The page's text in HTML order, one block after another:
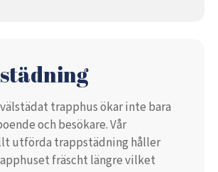
trapphus ökar inte bara
och besökare. Vår
utförda trappstädning håller
fräscht längre vilket